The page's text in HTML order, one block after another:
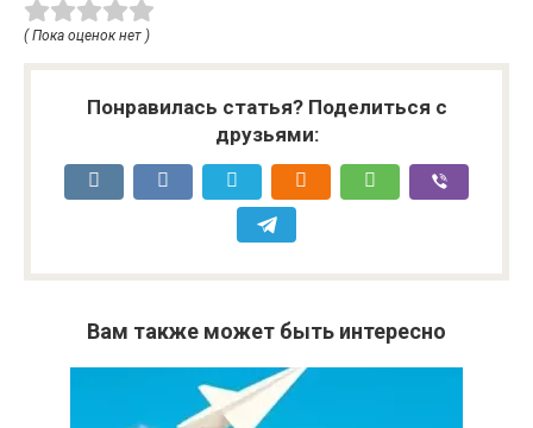
( Пока оценок нет )
Понравилась статья? Поделиться с
друзьями:
Вам также может быть интересно